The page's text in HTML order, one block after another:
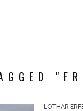
LOTHAR